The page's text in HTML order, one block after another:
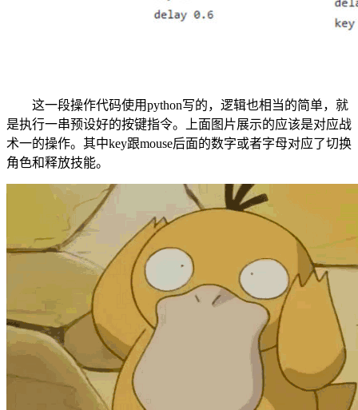
这一段操作代码使用python写的，逻辑也相当的简单，就
是执行一串预设好的按键指令。上面图片展示的应该是对应战
术一的操作。其中key跟mouse后面的数字或者字母对应了切换
角色和释放技能。